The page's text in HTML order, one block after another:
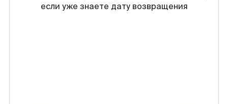
если уже знаете дату возвращения